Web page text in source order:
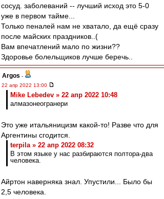
сосуд. заболеваний -- лучший исход это 5-0
уже в первом тайме...
Только пеналей нам не хватало, да ещё сразу
после майских праздников..(
Вам впечатлений мало по жизни??
Здоровье болельщиков лучше беречь..
Argos -
22 апр 2022 13:00
Mike Lebedev » 22 апр 2022 10:48
алмазонеогранери
Это уже итальяницизм какой-то! Разве что для
Аргентины сгодится.
terpila » 22 апр 2022 08:32
В этом языке у нас разбираются полтора-два
человека.
Айртон наверняка знал. Упустили... Было бы
2,5 человека.